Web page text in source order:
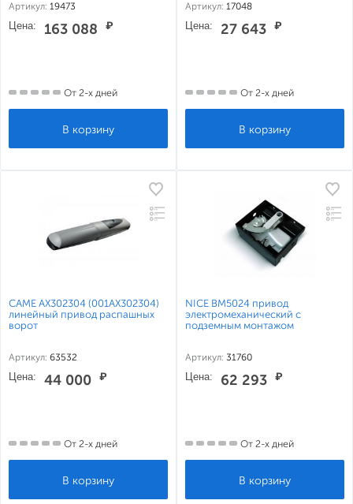
Артикул: 19473
Цена: 163 088 ₽
От 2-х дней
Артикул: 17048
Цена: 27 643 ₽
От 2-х дней
CAME AX302304 (001AX302304)
линейный привод распашных
ворот
Артикул: 63532
Цена: 44 000 ₽
От 2-х дней
NICE BM5024 привод
электромеханический с
подземным монтажом
Артикул: 31760
Цена: 62 293 ₽
От 2-х дней